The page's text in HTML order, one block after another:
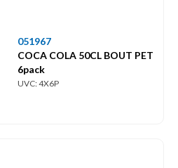
051967
COCA COLA 50CL BOUT PET
6pack
UVC: 4X6P